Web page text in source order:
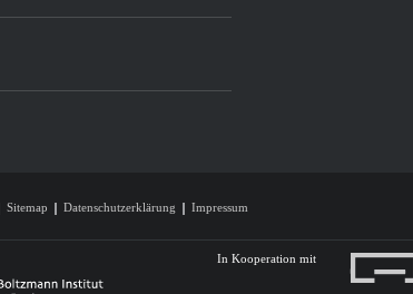
Sitemap Datenschutzerklärung Impressum
In Kooperation mit